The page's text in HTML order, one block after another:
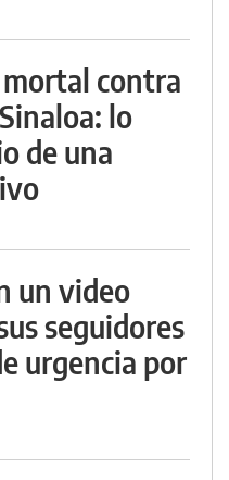
contra
lo
de una
un video
seguidores
urgencia por